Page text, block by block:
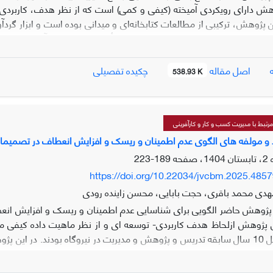
دارای رویکردی آمیخته (کیفی و کمی) است که از نظر هدف،
پژوهش، ترکیبی از مطالعات کتابخانه‌ای و میدانی بوده است و ابزار
مصاحبه و پرسشنامه با درصد بالایی به تأیید رسید. جامعه
تحلیل مضمون به بررسی و کدگذاری مصاحبه‌ها پرداخته شد.
مضمون سازمان‌دهنده گردید. همچنین
بانکداری در چهار سطح قرار گرفته است و «مدیریت قوی نظارتی»
کلان بانکی»، «ابهام‌زدایی از قوانین»، «ارزیابی سطح اعتباری
پذیرترین مضامین پژوهش هستند.
اصل مقاله 538.93 K چکیده تفصیلی
با مدیریت کسب و کار و کارآفرینی
و مولفه های الگوی عدم اطمینان و ریسک و افزایش انعطاف در تصمیمات
189-223
https://doi.org/10.22034/
محمد باقری، حجت بابایی، محسن زاینده رودی
حاضر الگویی برای شناسایی عدم اطمینان و ریسک و افزایش
مجمر که حداقل 10 سال سابقه تدریس و پژوهش و مدیریت در نیروگاه